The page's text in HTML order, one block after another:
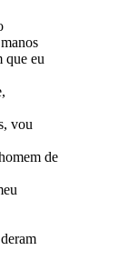
que eu
vou
de